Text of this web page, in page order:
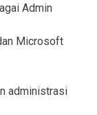
Admin
Microsoft
administrasi